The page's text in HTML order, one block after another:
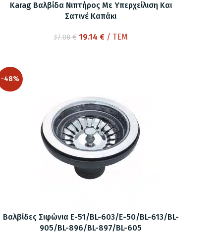
Karag Βαλβίδα Νιπτήρος Με Υπερχείλιση Και
Σατινέ Καπάκι
37.08€ Original
19.14€Η/ ΤΕΜ
-48%
Βαλβίδες Σιφώνια E-51/BL-603/E-50/BL-613/BL-
905/BL-896/BL-897/BL-605